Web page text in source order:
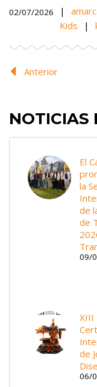
02/07/2026 |
Kids
|
Anterior
NOTICIAS
El
la
de
de
09/
XIII
de
06/